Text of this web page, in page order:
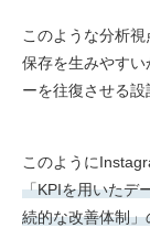
このような分析
保存を生みやす
ーを往復させる設
このように
「KPIを用いたデ
続的な改善体制